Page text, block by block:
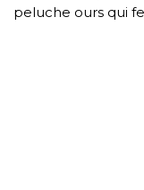
peluche ours qui